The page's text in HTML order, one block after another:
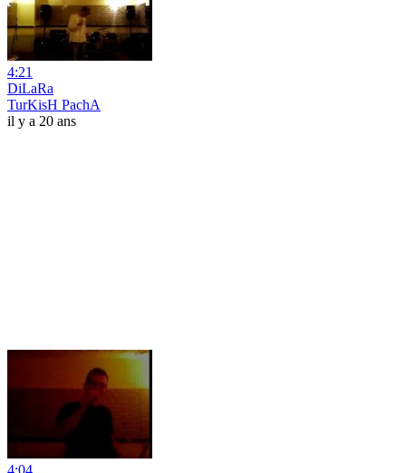
4:21
DiLaRa
TurKisH PachA
il y a 20 ans